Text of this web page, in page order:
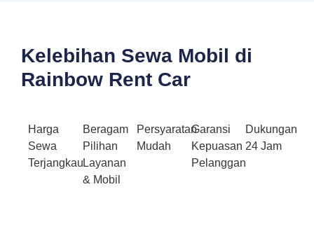
Kelebihan Sewa Mobil di
Rainbow Rent Car
Harga
Sewa
Terjangkau
Beragam
Pilihan
Layanan
& Mobil
Persyaratan
Mudah
Garansi
Kepuasan
Pelanggan
Dukungan
24 Jam